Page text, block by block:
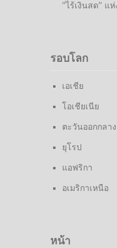
“ไร้เงินสด” แ
รอบโลก
เอเชีย
โอเชียเนีย
ตะวันออกกลาง
ยุโรป
แอฟริกา
อเมริกาเหนือ
หน้า